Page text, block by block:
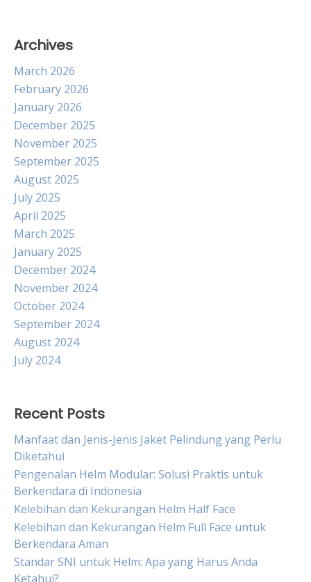
Archives
March 2026
February 2026
January 2026
December 2025
November 2025
September 2025
August 2025
July 2025
April 2025
March 2025
January 2025
December 2024
November 2024
October 2024
September 2024
August 2024
July 2024
Recent Posts
Manfaat dan Jenis-Jenis Jaket Pelindung yang Perlu
Diketahui
Pengenalan Helm Modular: Solusi Praktis untuk
Berkendara di Indonesia
Kelebihan dan Kekurangan Helm Half Face
Kelebihan dan Kekurangan Helm Full Face untuk
Berkendara Aman
Standar SNI untuk Helm: Apa yang Harus Anda
Ketahui?